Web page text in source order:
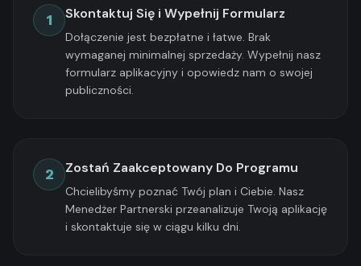
1 Skontaktuj Się i Wypełnij Formularz
Dołączenie jest bezpłatne i łatwe. Brak
wymaganej minimalnej sprzedaży. Wypełnij nasz
formularz aplikacyjny i opowiedz nam o swojej
publiczności.
2 Zostań Zaakceptowany Do Programu
Chcielibyśmy poznać Twój plan i Ciebie. Nasz
Menedżer Partnerski przeanalizuje Twoją aplikację
i skontaktuje się w ciągu kilku dni.